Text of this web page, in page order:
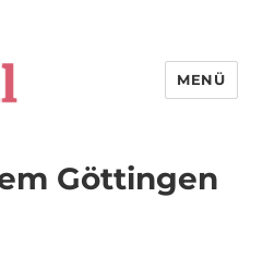
MENÜ
Göttingen